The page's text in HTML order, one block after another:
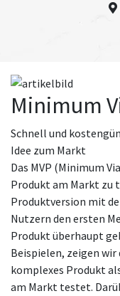
Minimum
Schnell und
Idee zum Markt
Das MVP (Minimum
Produkt am Markt zu
Produktversion mit
Nutzern den ersten
Produkt überhaupt
Beispielen, zeigen wir
komplexes Produkt
am Markt testet.